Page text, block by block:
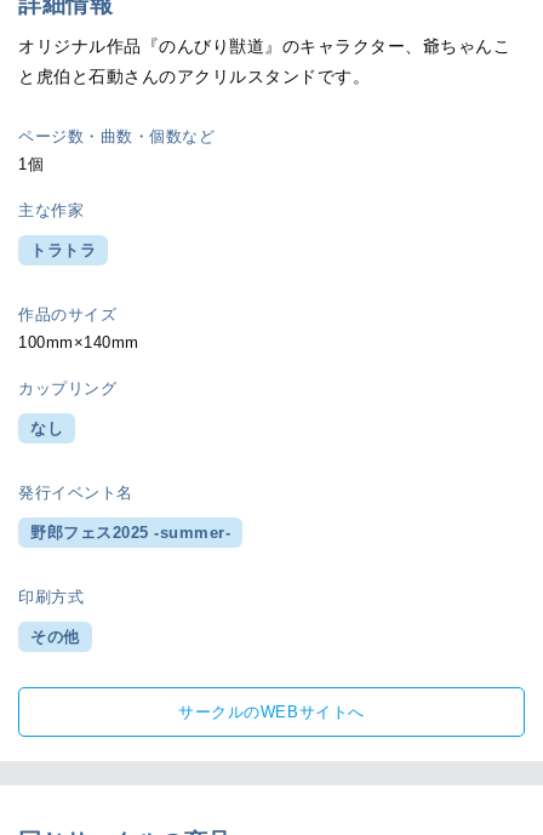
オリジナル作品『のんびり獣道』のキャラクター、爺ちゃんこ
と虎伯と石動さんのアクリルスタンドです。
ページ数・曲数・個数など
1個
主な作家
トラトラ
作品のサイズ
100mm×140mm
カップリング
なし
発行イベント名
野郎フェス2025 -summer-
印刷方式
その他
サークルのWEBサイトへ